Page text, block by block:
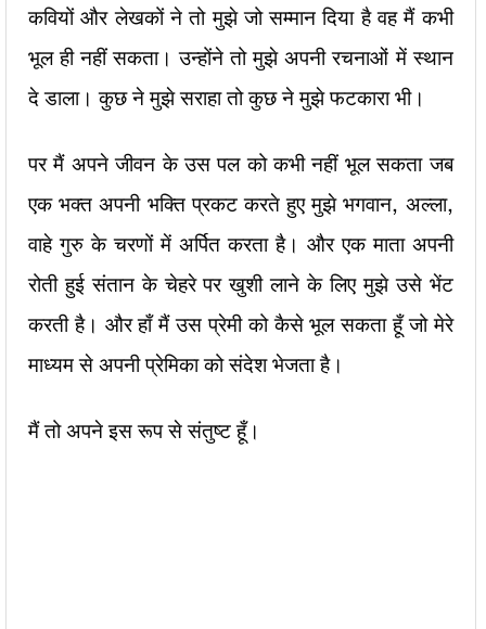
कवियों और लेखकों ने तो मुझे जो सम्मान दिया है वह मैं कभी
भूल ही नहीं सकता। उन्होंने तो मुझे अपनी रचनाओं में स्थान
दे डाला। कुछ ने मुझे सराहा तो कुछ ने मुझे फटकारा भी।
पर मैं अपने जीवन के उस पल को कभी नहीं भूल सकता जब
एक भक्त अपनी भक्ति प्रकट करते हुए मुझे भगवान, अल्ला,
वाहे गुरु के चरणों में अर्पित करता है। और एक माता अपनी
रोती हुई संतान के चेहरे पर खुशी लाने के लिए मुझे उसे भेंट
करती है। और हाँ मैं उस प्रेमी को कैसे भूल सकता हूँ जो मेरे
माध्यम से अपनी प्रेमिका को संदेश भेजता है।
मैं तो अपने इस रूप से संतुष्ट हूँ।